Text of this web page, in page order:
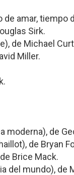
amar, tiempo
Sirk.
de Michael
Miller.
moderna), de
de Bryan
Brice Mack.
del mundo), de